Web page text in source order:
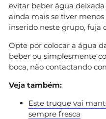
evitar beber água
ainda mais se tiver
inserido neste grupo, fuja
Opte por colocar a água
beber ou simplesmente
boca, não contactando
Veja também:
Este truque vai
sempre fresca